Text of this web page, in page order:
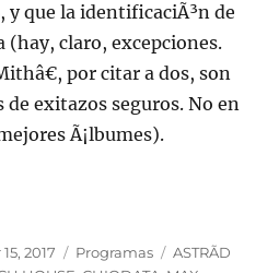
y que la identificaciÃ³n de
(hay, claro, excepciones.
por citar a dos, son
exitazos seguros. No en
Ã¡lbumes).
2017 Categories
Programas Tags
ASTRÃD